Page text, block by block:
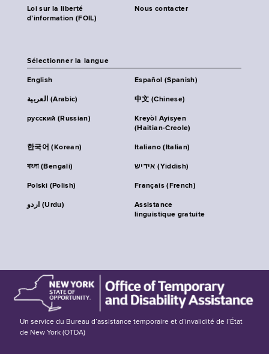
Loi sur la liberté
d’information (FOIL)
Nous contacter
Sélectionner la langue
English Español (Spanish)
العربية (Arabic) 中文 (Chinese)
русский (Russian)
Kreyòl Ayisyen
(Haitian-Creole)
한국어 (Korean) Italiano (Italian)
বাংলা (Bengali) אידיש (Yiddish)
Polski (Polish) Français (French)
اردو (Urdu)
Assistance
linguistique gratuite
Un service du Bureau d’assistance temporaire et d’invalidité de l’État
de New York (OTDA)